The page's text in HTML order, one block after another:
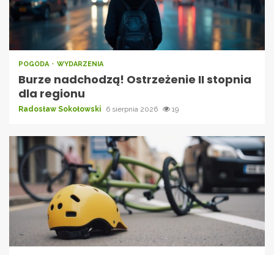
POGODA WYDARZENIA
Burze nadchodzą! Ostrzeżenie II stopnia
dla regionu
Radosław Sokołowski 6 sierpnia 2026 19